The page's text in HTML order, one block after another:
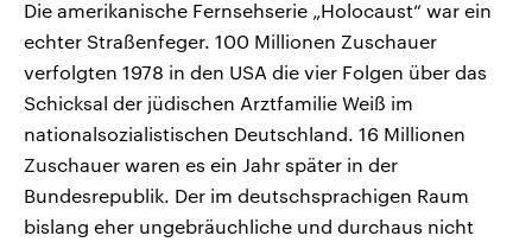
Die amerikanische Fernsehserie „Holocaust“ war ein
echter Straßenfeger. 100 Millionen Zuschauer
verfolgten 1978 in den USA die vier Folgen über das
Schicksal der jüdischen Arztfamilie Weiß im
nationalsozialistischen Deutschland. 16 Millionen
Zuschauer waren es ein Jahr später in der
Bundesrepublik. Der im deutschsprachigen Raum
bislang eher ungebräuchliche und durchaus nicht